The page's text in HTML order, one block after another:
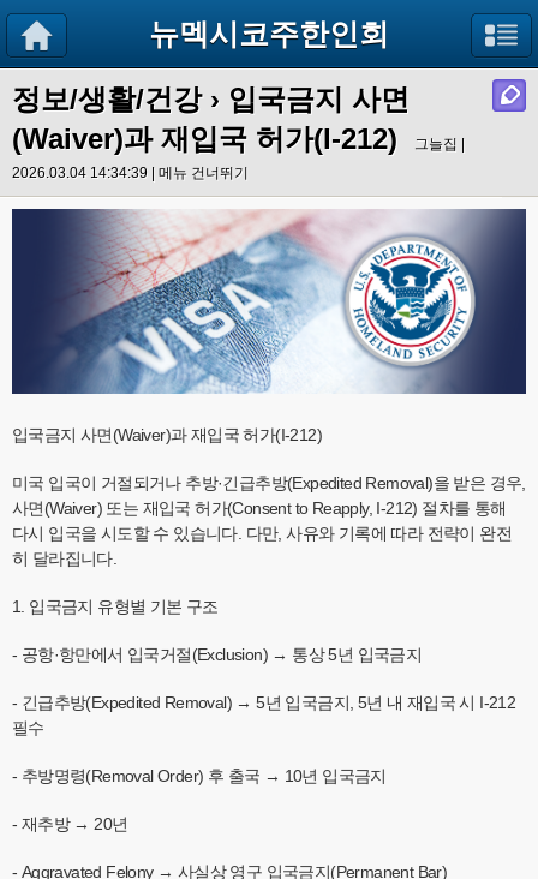
뉴멕시코주한인회
정보/생활/건강› 입국금지 사면
(Waiver)과 재입국 허가(I-212)
그늘집 |
2026.03.04 14:34:39 | 메뉴 건너뛰기
입국금지 사면(Waiver)과 재입국 허가(I-212)
미국 입국이 거절되거나 추방·긴급추방(Expedited Removal)을 받은 경우,
사면(Waiver) 또는 재입국 허가(Consent to Reapply, I-212) 절차를 통해
다시 입국을 시도할 수 있습니다. 다만, 사유와 기록에 따라 전략이 완전
히 달라집니다.
1. 입국금지 유형별 기본 구조
- 공항·항만에서 입국거절(Exclusion) → 통상 5년 입국금지
- 긴급추방(Expedited Removal) → 5년 입국금지, 5년 내 재입국 시 I-212
필수
- 추방명령(Removal Order) 후 출국 → 10년 입국금지
- 재추방 → 20년
- Aggravated Felony → 사실상 영구 입국금지(Permanent Bar)